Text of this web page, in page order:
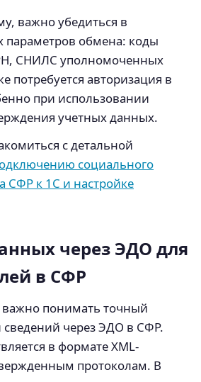
важно убедиться в
параметров обмена: коды
СНИЛС уполномоченных
потребуется авторизация в
при использовании
учетных данных.
с детальной
социального
СФР к 1С и настройке
через ЭДО для
в СФР
важно понимать точный
сведений через ЭДО в СФР.
в формате XML-
протоколам. В